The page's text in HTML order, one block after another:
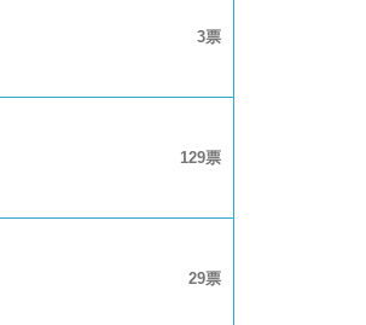
3
129
29